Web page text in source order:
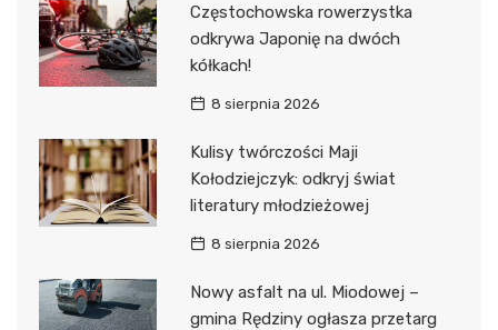
Częstochowska rowerzystka
odkrywa Japonię na dwóch
kółkach!
8 sierpnia 2026
Kulisy twórczości Maji
Kołodziejczyk: odkryj świat
literatury młodzieżowej
8 sierpnia 2026
Nowy asfalt na ul. Miodowej –
gmina Rędziny ogłasza przetarg